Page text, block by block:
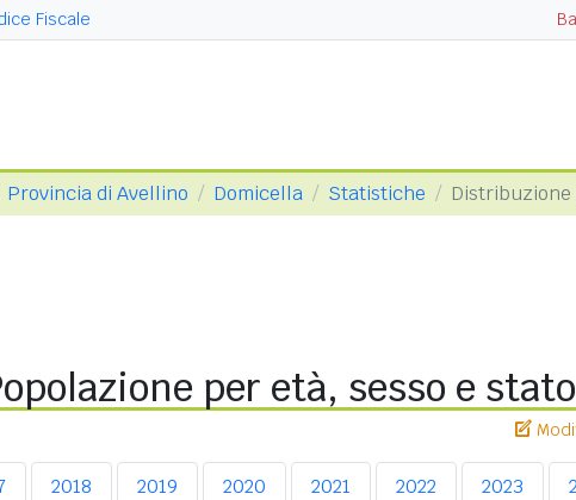
Fiscale
Provincia di Avellino Domicella Statistiche Distribuzione
per età, sesso e
2018 2019 2020 2021 2022 2023